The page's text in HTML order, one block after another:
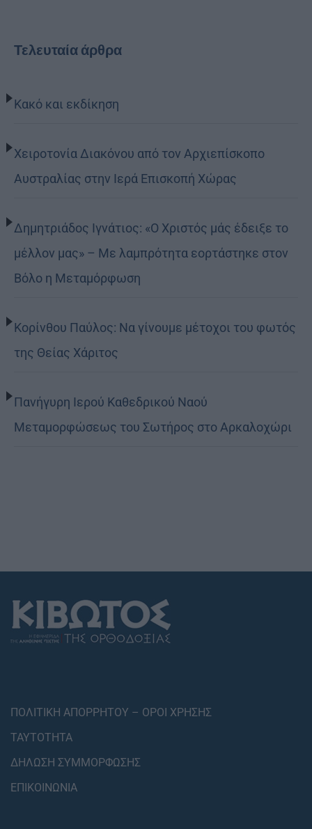
Τελευταία άρθρα
Κακό και εκδίκηση
Χειροτονία Διακόνου από τον Αρχιεπίσκοπο
Αυστραλίας στην Ιερά Επισκοπή Χώρας
Δημητριάδος Ιγνάτιος: «Ο Χριστός μάς έδειξε το
μέλλον μας» – Με λαμπρότητα εορτάστηκε στον
Βόλο η Μεταμόρφωση
Κορίνθου Παύλος: Να γίνουμε μέτοχοι του φωτός
της Θείας Χάριτος
Πανήγυρη Ιερού Καθεδρικού Ναού
Μεταμορφώσεως του Σωτήρος στο Αρκαλοχώρι
ΠΟΛΙΤΙΚΗ ΑΠΟΡΡΗΤΟΥ – ΟΡΟΙ ΧΡΗΣΗΣ
ΤΑΥΤΟΤΗΤΑ
ΔΗΛΩΣΗ ΣΥΜΜΟΡΦΩΣΗΣ
ΕΠΙΚΟΙΝΩΝΙΑ